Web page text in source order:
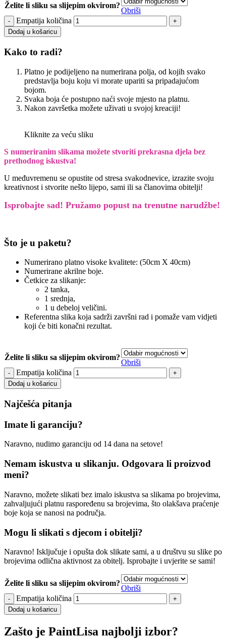
Želite li sliku sa slijepim okvirom?
Obriši
Empatija količina
Dodaj u košaricu
Kako to radi?
Platno je podijeljeno na numerirana polja, od kojih svako
predstavlja boju koju vi morate upariti sa pripadajućom
bojom.
Svaka boja će postupno naći svoje mjesto na platnu.
Nakon završetka možete uživati u svojoj kreaciji!
Kliknite za veću sliku
S numeriranim slikama možete stvoriti prekrasna djela bez
prethodnog iskustva!
U međuvremenu se opustite od stresa svakodnevice, izrazite svoju
kreativnost i stvorite nešto lijepo, sami ili sa članovima obitelji!
Isprobajte sad! Pružamo popust na trenutne narudžbe!
Što je u paketu?
Numerirano platno visoke kvalitete: (50cm X 40cm)
Numerirane akrilne boje.
Četkice za slikanje:
2 tanka,
1 srednja,
1 u debeloj veličini.
Referentna slika koja sadrži završni rad i pomaže vam vidjeti
koji će biti konačni rezultat.
Želite li sliku sa slijepim okvirom?
Obriši
Empatija količina
Dodaj u košaricu
Najčešća pitanja
Imate li garanciju?
Naravno, nudimo garanciju od 14 dana na setove!
Nemam iskustva u slikanju. Odgovara li proizvod
meni?
Naravno, možete slikati bez imalo iskustva sa slikama po brojevima,
zahvaljujući platnu raspoređenu sa brojevima, što olakšava praćenje
boje koja se nanosi na područja.
Mogu li slikati s djecom i obitelji?
Naravno! Isključuje i opušta dok slikate sami, a u društvu su slike po
brojevima odlična aktivnost za obitelj. Isprobajte i uvjerite se sami!
Želite li sliku sa slijepim okvirom?
Obriši
Empatija količina
Dodaj u košaricu
Zašto je PaintLisa najbolji izbor?